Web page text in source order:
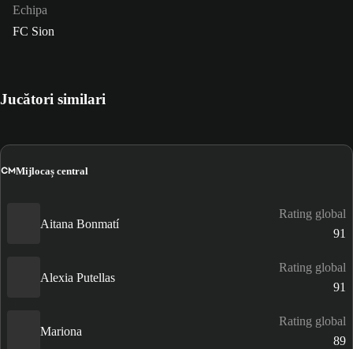
Echipa
FC Sion
Jucători similari
CMMijlocaș central
Aitana Bonmatí
Rating global
91
Alexia Putellas
Rating global
91
Mariona
Rating global
89